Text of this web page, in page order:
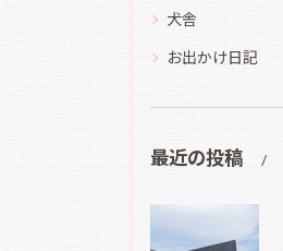
犬舎
お出かけ日記
最近の投稿